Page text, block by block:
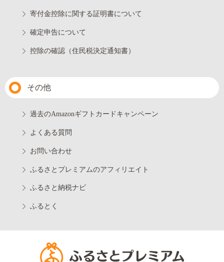
寄付金控除に関する証明書について
確定申告について
控除の確認（住民税決定通知書）
その他
過去のAmazonギフトカードキャンペーン
よくある質問
お問い合わせ
ふるさとプレミアムのアフィリエイト
ふるさと納税ナビ
ふるとく